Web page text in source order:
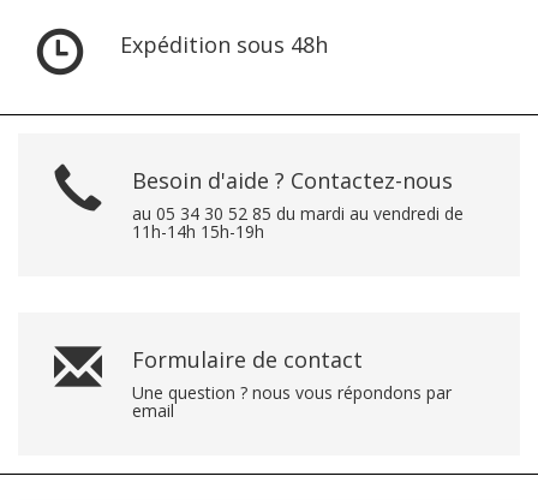
Expédition sous 48h
Besoin d'aide ? Contactez-nous
au 05 34 30 52 85 du mardi au vendredi de
11h-14h 15h-19h
Formulaire de contact
Une question ? nous vous répondons par
email